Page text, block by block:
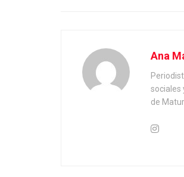
Ana
sociales
de